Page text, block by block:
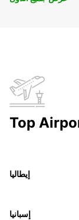
Top
إيطاليا
إسبانيا